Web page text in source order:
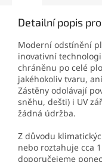
Detailní popis
Moderní odstínění
inovativní
chráněnu po celé
jakéhokoliv tvaru,
Zástěny odolávají
sněhu, dešti) i UV
žádná údržba.
Z důvodu
nebo roztahuje cca
doporučejeme